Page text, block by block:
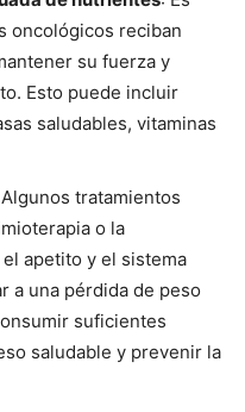
oncológicos reciban
su fuerza y
Esto puede incluir
saludables, vitaminas
tratamientos
o la
apetito y el sistema
a una pérdida de peso
suficientes
saludable y prevenir la